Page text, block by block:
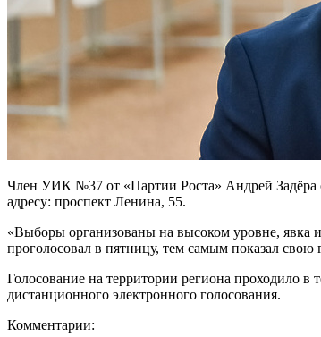
Член УИК №37 от «Партии Роста» Андрей Задёра
адресу: проспект Ленина, 55.
«Выборы организованы на высоком уровне, явка
проголосовал в пятницу, тем самым показал
Голосование на территории региона проходило
дистанционного электронного голосования.
Комментарии: